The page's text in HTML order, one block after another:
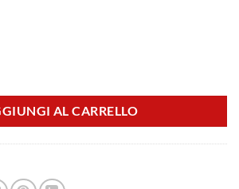
AL CARRELLO